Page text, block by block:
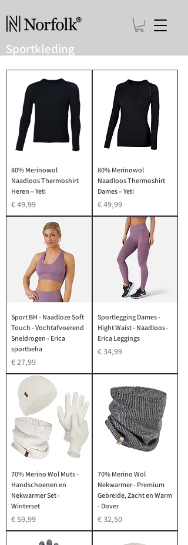
Sportkleding
80% Merinowol
Naadloos Thermoshirt
Heren – Yeti
Prijs
€ 49,99
80% Merinowol
Naadloos Thermoshirt
Dames – Yeti
Prijs
€ 49,99
Sport BH - Naadloze Soft
Touch - Vochtafvoerend
Sneldrogen - Erica
sportbeha
Prijs
€ 27,99
Sportlegging Dames -
Hight Waist - Naadloos -
Erica Leggings
Prijs
€ 34,99
70% Merino Wol Muts -
Handschoenen en
Nekwarmer Set -
Winterset
Prijs
€ 59,99
70% Merino Wol
Nekwarmer - Premium
Gebreide, Zacht en Warm
- Dover
Prijs
€ 32,50